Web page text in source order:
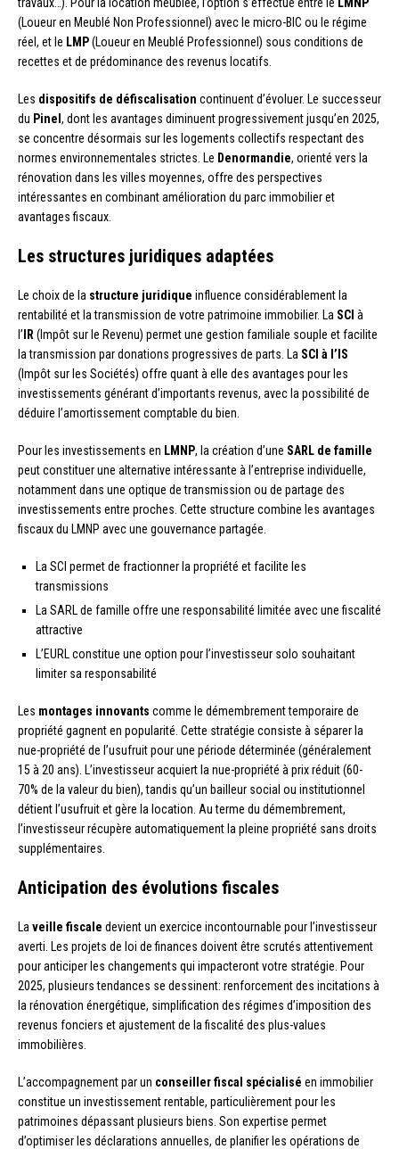
(Loueur en Meublé Non Professionnel) avec le micro-BIC ou le régime
réel, et le LMP(Loueur en Meublé Professionnel) sous conditions de
recettes et de prédominance des revenus locatifs.
Les dispositifs de défiscalisation continuent d’évoluer. Le successeur
du Pinel , dont les avantages diminuent progressivement jusqu’en 2025,
se concentre désormais sur les logements collectifs respectant des
normes environnementales strictes. Le Denormandie, orienté vers la
rénovation dans les villes moyennes, offre des perspectives
intéressantes en combinant amélioration du parc immobilier et
avantages fiscaux.
Les structures juridiques adaptées
Le choix de la structure juridique influence considérablement la
rentabilité et la transmission de votre patrimoine immobilier. La SCI à
l’ IR (Impôt sur le Revenu) permet une gestion familiale souple et facilite
la transmission par donations progressives de parts. La SCI à l’IS
(Impôt sur les Sociétés) offre quant à elle des avantages pour les
investissements générant d’importants revenus, avec la possibilité de
déduire l’amortissement comptable du bien.
Pour les investissements en LMNP, la création d’une SARL de famille
peut constituer une alternative intéressante à l’entreprise individuelle,
notamment dans une optique de transmission ou de partage des
investissements entre proches. Cette structure combine les avantages
fiscaux du LMNP avec une gouvernance partagée.
La SCI permet de fractionner la propriété et facilite les
transmissions
La SARL de famille offre une responsabilité limitée avec une fiscalité
attractive
L’EURL constitue une option pour l’investisseur solo souhaitant
limiter sa responsabilité
Les montages innovants comme le démembrement temporaire de
propriété gagnent en popularité. Cette stratégie consiste à séparer la
nue-propriété de l’usufruit pour une période déterminée (généralement
15 à 20 ans). L’investisseur acquiert la nue-propriété à prix réduit (60-
70% de la valeur du bien), tandis qu’un bailleur social ou institutionnel
détient l’usufruit et gère la location. Au terme du démembrement,
l’investisseur récupère automatiquement la pleine propriété sans droits
supplémentaires.
Anticipation des évolutions fiscales
La veille fiscale devient un exercice incontournable pour l’investisseur
averti. Les projets de loi de finances doivent être scrutés attentivement
pour anticiper les changements qui impacteront votre stratégie. Pour
2025, plusieurs tendances se dessinent: renforcement des incitations à
la rénovation énergétique, simplification des régimes d’imposition des
revenus fonciers et ajustement de la fiscalité des plus-values
immobilières.
L’accompagnement par un conseiller fiscal spécialisé en immobilier
constitue un investissement rentable, particulièrement pour les
patrimoines dépassant plusieurs biens. Son expertise permet
d’optimiser les déclarations annuelles, de planifier les opérations de